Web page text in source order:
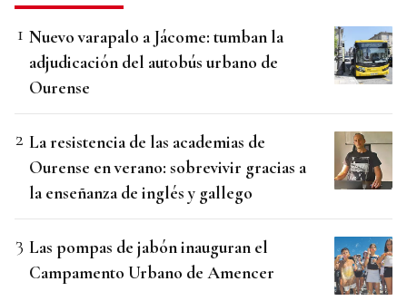
Nuevo varapalo a Jácome: tumban la
adjudicación del autobús urbano de
Ourense
La resistencia de las academias de
Ourense en verano: sobrevivir gracias a
la enseñanza de inglés y gallego
Las pompas de jabón inauguran el
Campamento Urbano de Amencer